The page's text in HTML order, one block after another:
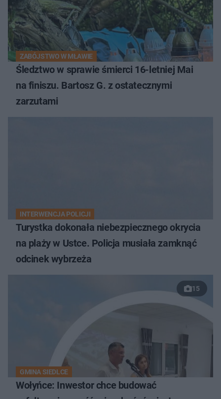
ZABÓJSTWO W MŁAWIE
Śledztwo w sprawie śmierci 16-letniej Mai
na finiszu. Bartosz G. z ostatecznymi
zarzutami
INTERWENCJA POLICJI
Turystka dokonała niebezpiecznego okrycia
na plaży w Ustce. Policja musiała zamknąć
odcinek wybrzeża
15
GMINA SIEDLCE
Wołyńce: Inwestor chce budować